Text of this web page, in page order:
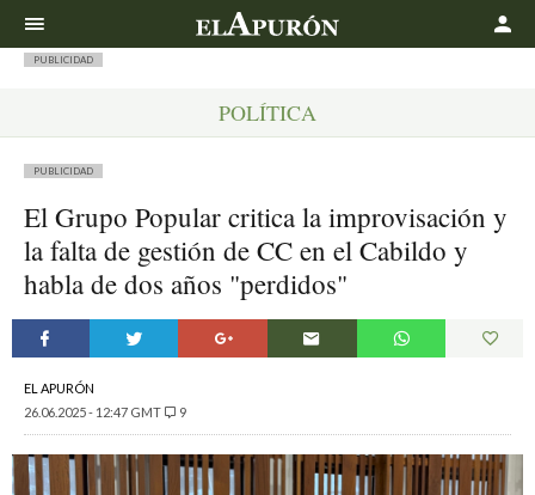
PUBLICIDAD
POLÍTICA
PUBLICIDAD
El Grupo Popular critica la improvisación y
la falta de gestión de CC en el Cabildo y
habla de dos años "perdidos"
EL APURÓN
26.06.2025 - 12:47 GMT
9